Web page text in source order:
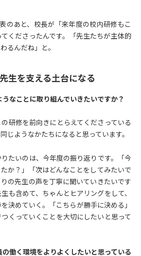
のあと、校長が「来年度の校内研修もこ
くださったんです。「先生たちが主体的
るんだね」と。
生を支える土台になる
なことに取り組んでいきたいですか？
研修を前向きにとらえてくださっている
じようなかたちになると思っています。
たいのは、今年度の振り返りです。「今
か？」「次はどんなことをしてみたいで
の先生の声を丁寧に聞いていきたいです
も含めて、ちゃんとヒアリングをして、
決めていく。「こちらが勝手に決める」
くっていくことを大切にしたいと思って
働く環境をよりよくしたいと思っている